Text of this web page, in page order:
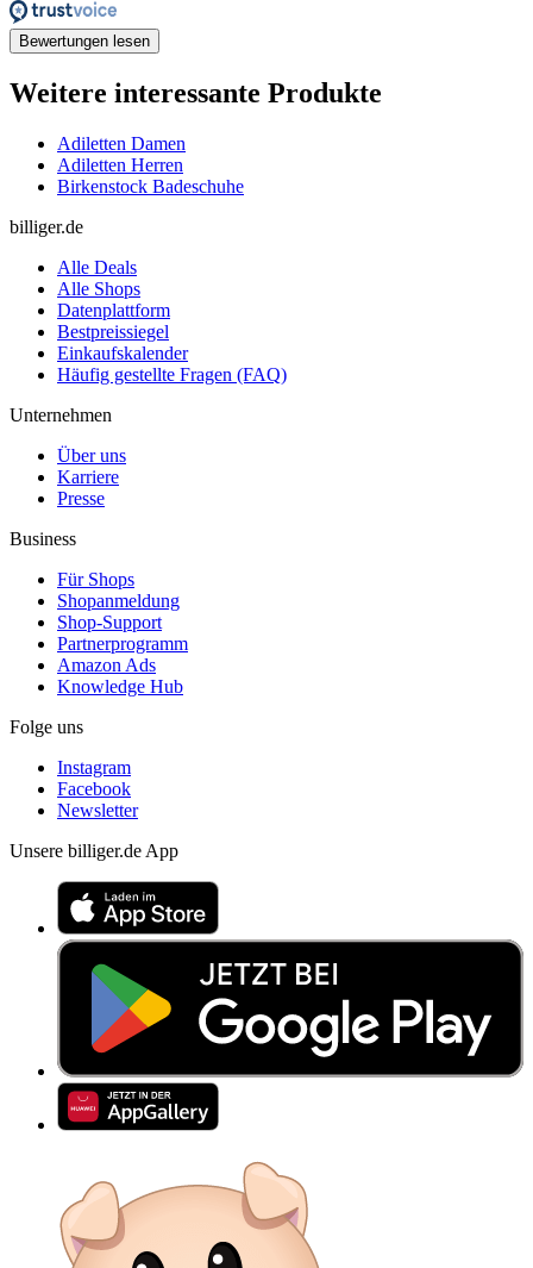
Bewertungen lesen
Weitere interessante Produkte
Adiletten Damen
Adiletten Herren
Birkenstock Badeschuhe
billiger.de
Alle Deals
Alle Shops
Datenplattform
Bestpreissiegel
Einkaufskalender
Häufig gestellte Fragen (FAQ)
Unternehmen
Über uns
Karriere
Presse
Business
Für Shops
Shopanmeldung
Shop-Support
Partnerprogramm
Amazon Ads
Knowledge Hub
Folge uns
Instagram
Facebook
Newsletter
Unsere billiger.de App